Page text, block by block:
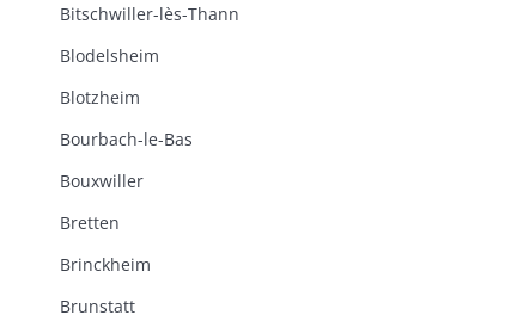
Bitschwiller-lès-Thann
Blodelsheim
Blotzheim
Bourbach-le-Bas
Bouxwiller
Bretten
Brinckheim
Brunstatt